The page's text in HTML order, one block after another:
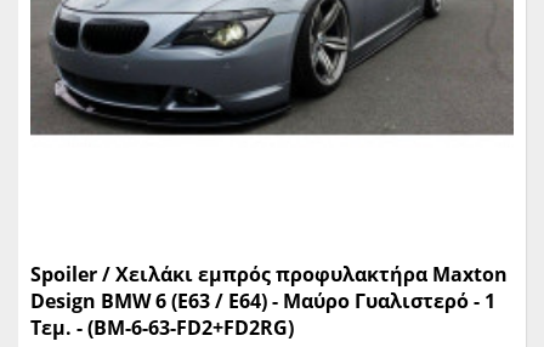
Spoiler / Χειλάκι εμπρός προφυλακτήρα Maxton
Design BMW 6 (E63 / E64) - Mαύρο Γυαλιστερό - 1
Τεμ. - (BM-6-63-FD2+FD2RG)